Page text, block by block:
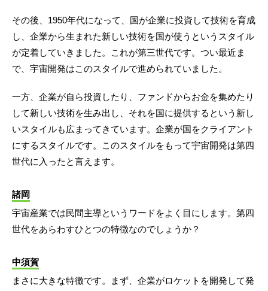
その後、1950年代になって、国が企業に投資して技術を育成
し、企業から生まれた新しい技術を国が使うというスタイル
が定着していきました。これが第三世代です。つい最近ま
で、宇宙開発はこのスタイルで進められていました。
一方、企業が自ら投資したり、ファンドからお金を集めたり
して新しい技術を生み出し、それを国に提供するという新し
いスタイルも広まってきています。企業が国をクライアント
にするスタイルです。このスタイルをもって宇宙開発は第四
世代に入ったと言えます。
諸岡
宇宙産業では民間主導というワードをよく目にします。第四
世代をあらわすひとつの特徴なのでしょうか？
中須賀
まさに大きな特徴です。まず、企業がロケットを開発して発